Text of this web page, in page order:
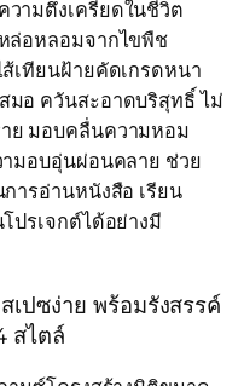
ามตึงเครียดในชีวิต
ล่อหลอมจากไขพืช
เทียนฝ้ายคัดเกรดหนา
มอ ควันสะอาดบริสุทธิ์ ไม่
ย มอบคลื่นความหอม
ามอบอุ่นผ่อนคลาย ช่วย
ารอ่านหนังสือ เรียน
ปรเจกต์ได้อย่างมี
ปซง่าย พร้อมรังสรรค์
สไตล์